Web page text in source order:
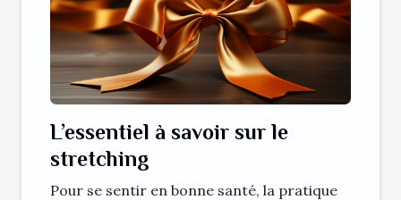
L’essentiel à savoir sur le
stretching
Pour se sentir en bonne santé, la pratique